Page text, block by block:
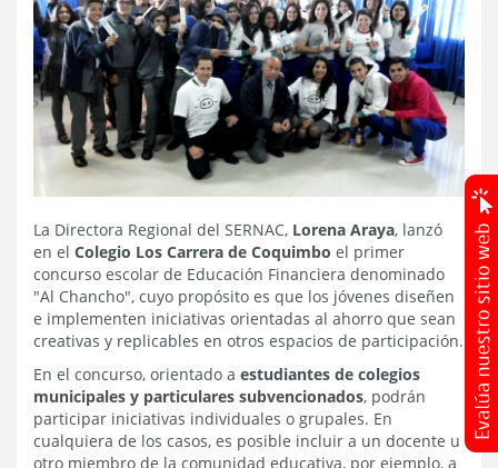
La Directora Regional del SERNAC, Lorena Araya, lanzó
en el Colegio Los Carrera de Coquimbo el primer
concurso escolar de Educación Financiera denominado
"Al Chancho", cuyo propósito es que los jóvenes diseñen
e implementen iniciativas orientadas al ahorro que sean
creativas y replicables en otros espacios de participación.
En el concurso, orientado a estudiantes de colegios
municipales y particulares subvencionados, podrán
participar iniciativas individuales o grupales. En
cualquiera de los casos, es posible incluir a un docente u
otro miembro de la comunidad educativa, por ejemplo, a